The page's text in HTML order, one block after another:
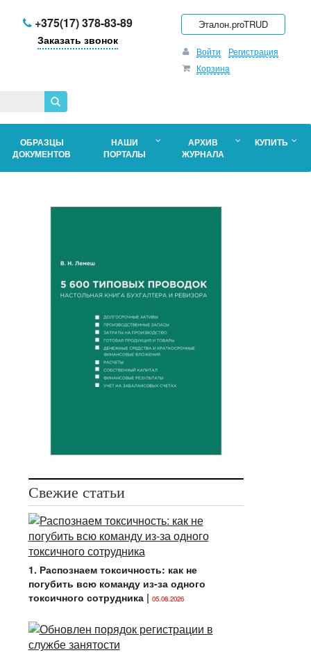
+375(17) 378-83-89
Заказать звонок
Эталон.proTRUD
Войти
Регистрация
Корзина
ОБРАЗЦЫ
ДОКУМЕНТОВ
НАШИ
ПОРТАЛЫ
АРХИВ
ЖУРНАЛА
КУПИТЬ
Свежие статьи
1. Распознаем токсичность: как не
погубить всю команду из-за одного
токсичного сотрудника| 05.08.2026